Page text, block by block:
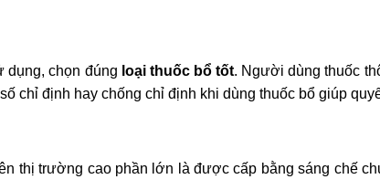
dụng, chọn đúng loại thuốc bổ tốt. Người dùng thuốc
chỉ định hay chống chỉ định khi dùng thuốc bổ giúp
thị trường cao phần lớn là được cấp bằng sáng chế